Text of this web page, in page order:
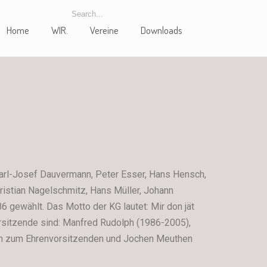
Home WIR. Vereine Downloads
Josef Dauvermann, Peter Esser, Hans Hensch,
Nagelschmitz, Hans Müller, Johann
gewählt. Das Motto der KG lautet: Mir don jät
sind: Manfred Rudolph (1986-2005),
Ehrenvorsitzenden und Jochen Meuthen